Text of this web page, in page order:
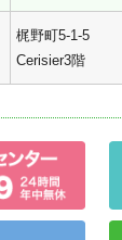
梶野町5-1-5
Cerisier3階